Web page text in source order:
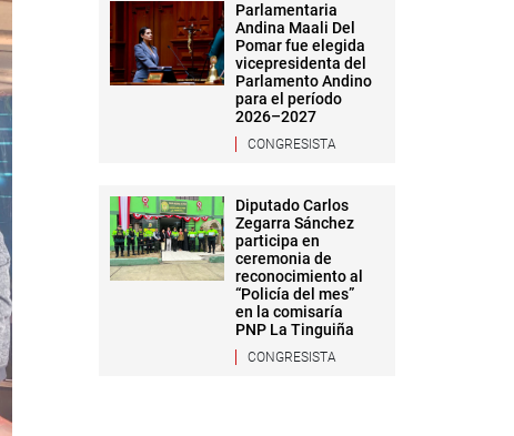
Parlamentaria
Andina Maali Del
Pomar fue elegida
vicepresidenta del
Parlamento Andino
para el período
2026–2027
CONGRESISTA
Diputado Carlos
Zegarra Sánchez
participa en
ceremonia de
reconocimiento al
“Policía del mes”
en la comisaría
PNP La Tinguiña
CONGRESISTA